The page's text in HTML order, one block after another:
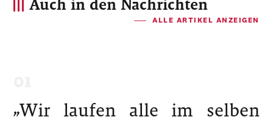
Auch in den Nachrichten
ALLE ARTIKEL ANZEIGEN
„Wir laufen alle im selben